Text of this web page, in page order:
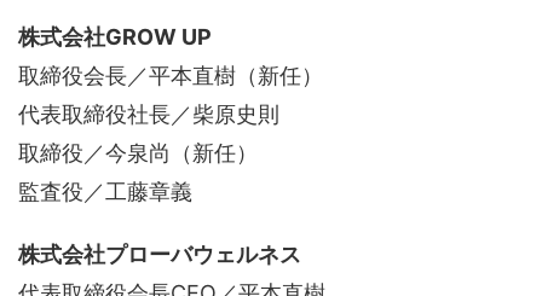
株式会社GROW UP
取締役会長／平本直樹（新任）
代表取締役社長／柴原史則
取締役／今泉尚（新任）
監査役／工藤章義
株式会社プローバウェルネス